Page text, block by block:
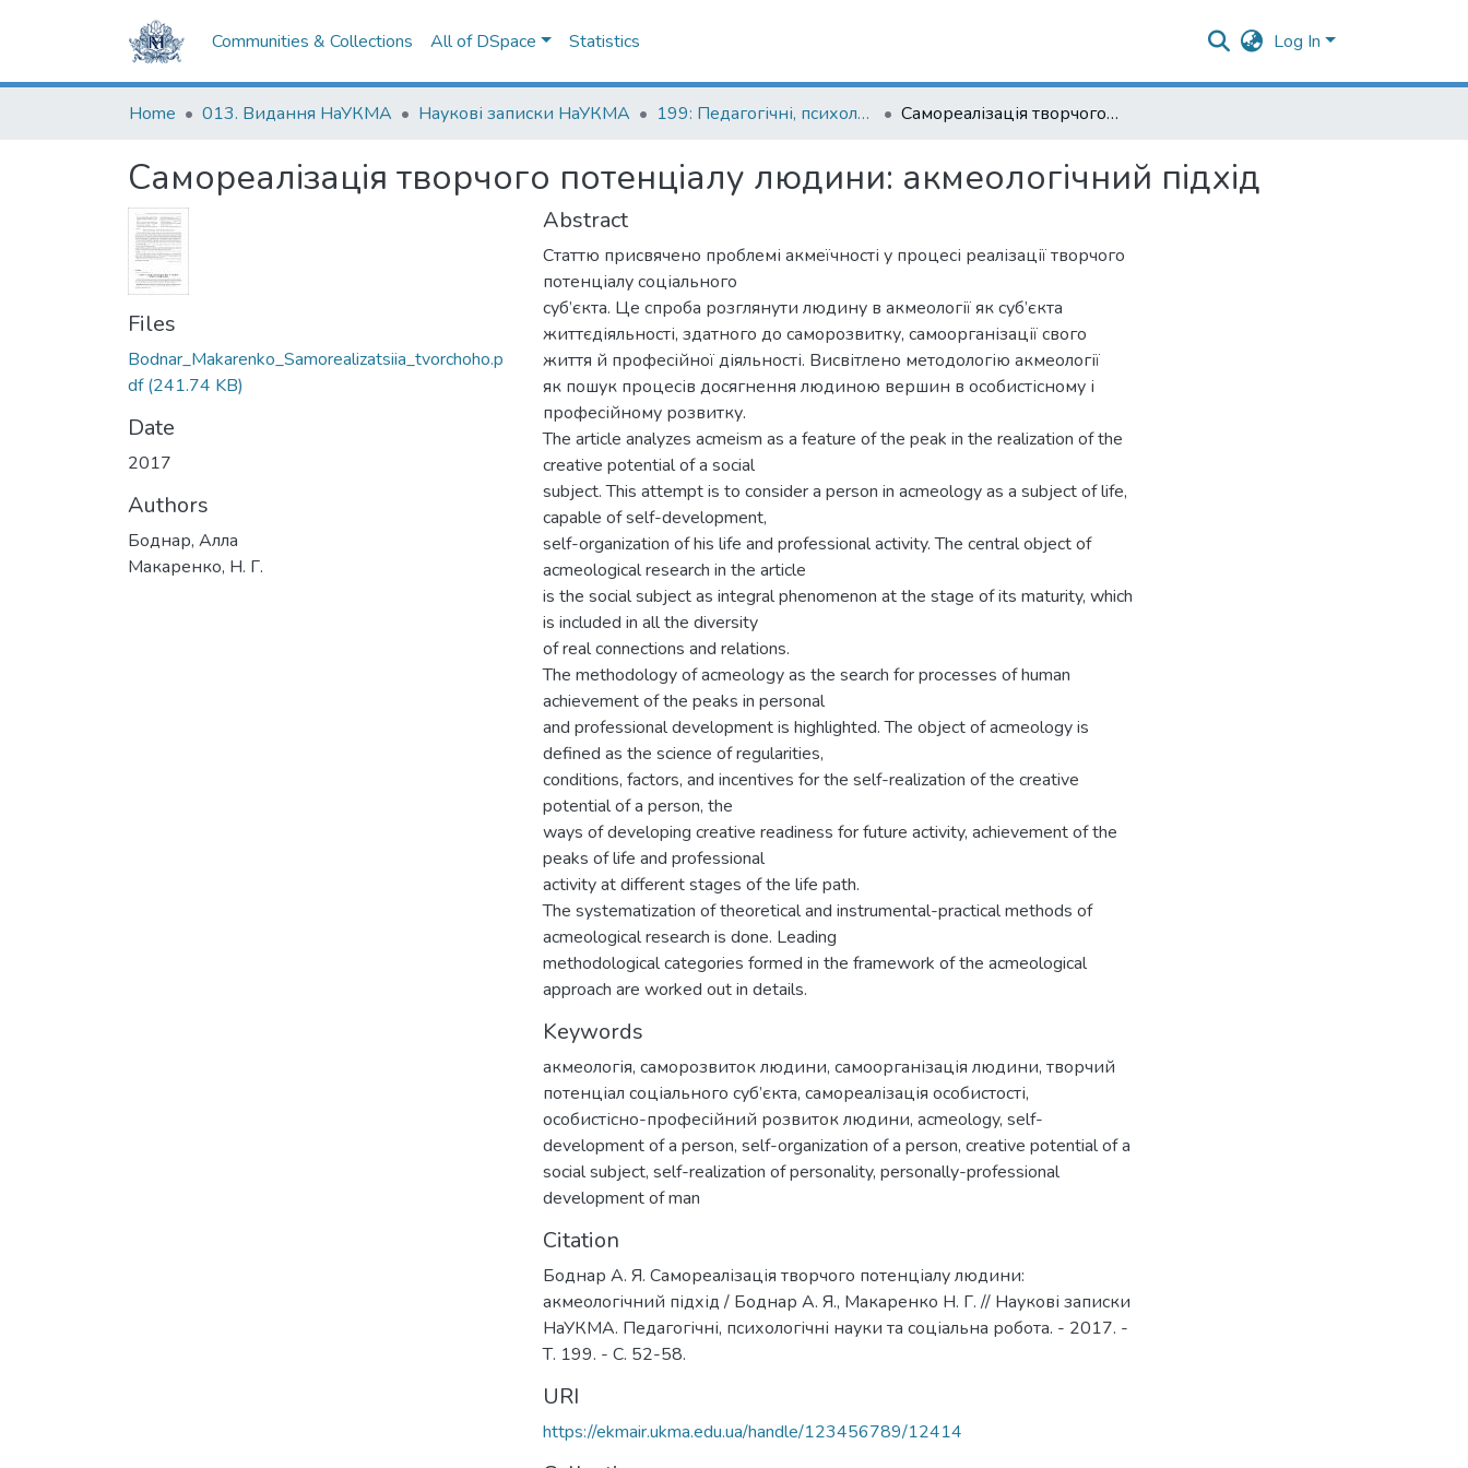
Communities & Collections All of DSpace Statistics Log In
Home 013. Видання НаУКМА Наукові записки НаУКМА 199: Педагогічні, психологічні науки та соціальна робота Самореалізація творчого потенціалу людини: акмеологічний підхід
Самореалізація творчого потенціалу людини: акмеологічний підхід
Files
Bodnar_Makarenko_Samorealizatsiia_tvorchoho.p
df(241.74 KB)
Date
2017
Authors
Боднар, Алла
Макаренко, Н. Г.
Abstract
Статтю присвячено проблемі акмеїчності у процесі реалізації творчого
потенціалу соціального
суб’єкта. Це спроба розглянути людину в акмеології як суб’єкта
життєдіяльності, здатного до саморозвитку, самоорганізації свого
життя й професійної діяльності. Висвітлено методологію акмеології
як пошук процесів досягнення людиною вершин в особистісному і
професійному розвитку.
The article analyzes acmeism as a feature of the peak in the realization of the
creative potential of a social
subject. This attempt is to consider a person in acmeology as a subject of life,
capable of self-development,
self-organization of his life and professional activity. The central object of
acmeological research in the article
is the social subject as integral phenomenon at the stage of its maturity, which
is included in all the diversity
of real connections and relations.
The methodology of acmeology as the search for processes of human
achievement of the peaks in personal
and professional development is highlighted. The object of acmeology is
defined as the science of regularities,
conditions, factors, and incentives for the self-realization of the creative
potential of a person, the
ways of developing creative readiness for future activity, achievement of the
peaks of life and professional
activity at different stages of the life path.
The systematization of theoretical and instrumental-practical methods of
acmeological research is done. Leading
methodological categories formed in the framework of the acmeological
approach are worked out in details.
Keywords
акмеологія, саморозвиток людини, самоорганізація людини, творчий
потенціал соціального суб’єкта, самореалізація особистості,
особистісно-професійний розвиток людини, acmeology, self-
development of a person, self-organization of a person, creative potential of a
social subject, self-realization of personality, personally-professional
development of man
Citation
Боднар А. Я. Самореалізація творчого потенціалу людини:
акмеологічний підхід / Боднар А. Я., Макаренко Н. Г. // Наукові записки
НаУКМА. Педагогічні, психологічні науки та соціальна робота. - 2017. -
Т. 199. - С. 52-58.
URI
https://ekmair.ukma.edu.ua/handle/123456789/12414